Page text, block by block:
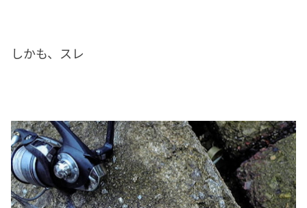
しかも、スレ